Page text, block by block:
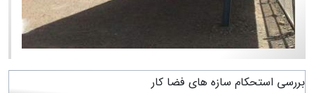
بررسی استحکام سازه های فضا کار